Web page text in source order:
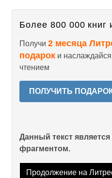
Более 800 000 книг
Получи 2 месяца
подарок и
чтением
ПОЛУЧИТЬ
Данный текст
фрагментом.
Продолжение на